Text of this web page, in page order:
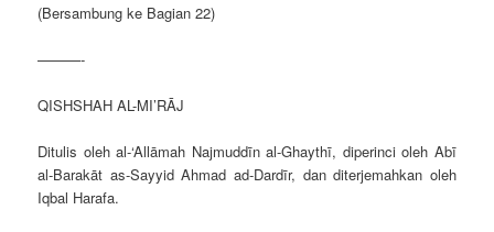
(Bersambung ke Bagian 22)
———-
QISHSHAH AL-MI’RĀJ
Ditulis oleh al-‘Allāmah Najmuddīn al-Ghaythī, diperinci oleh Abī
al-Barakāt as-Sayyid Ahmad ad-Dardīr, dan diterjemahkan oleh
Iqbal Harafa.